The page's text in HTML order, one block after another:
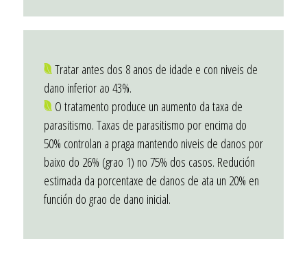
Tratar antes dos 8 anos de idade e con niveis de
dano inferior ao 43%.
O tratamento produce un aumento da taxa de
parasitismo. Taxas de parasitismo por encima do
50% controlan a praga mantendo niveis de danos por
baixo do 26% (grao 1) no 75% dos casos. Redución
estimada da porcentaxe de danos de ata un 20% en
función do grao de dano inicial.